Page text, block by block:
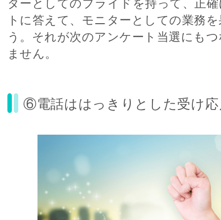
ターとしてのプライドを持って、正
トに答えて、モニターとしての業務
う。それが次のアンケート当選にも
ません。
⑥電話ははっきりとした受け